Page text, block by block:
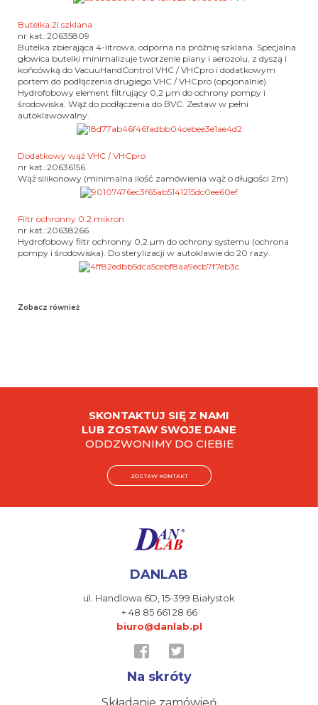
Butelka 2l szklana
nr kat.:20635809
Butelka zbierająca 4-litrowa, odporna na próżnię szklana. Specjalna
głowica butelki minimalizuje tworzenie piany i aerozolu, z dyszą i
końcówką do VacuuHandControl VHC / VHCpro i dodatkowym
portem do podłączenia drugiego VHC / VHCpro (opcjonalnie).
Hydrofobowy element filtrujący 0,2 µm do ochrony pompy i
środowiska. Wąż do podłączenia do BVC. Zestaw w pełni
autoklawowalny.
Dodatkowy wąż VHC / VHCpro
nr kat.:20636156
Wąż silikonowy (minimalna ilość zamówienia wąż o długości 2m)
Filtr ochronny 0.2 mikron
nr kat.:20638266
Hydrofobowy filtr ochronny 0,2 µm do ochrony systemu (ochrona
pompy i środowiska). Do sterylizacji w autoklawie do 20 razy.
Zobacz również
SKONTAKTUJ SIĘ Z NAMI
LUB ZOSTAW SWOJE DANE
ODDZWONIMY DO CIEBIE
ZOSTAW KONTAKT
DANLAB
ul. Handlowa 6D, 15-399 Białystok
+ 48 85 661 28 66
biuro@danlab.pl
Na skróty